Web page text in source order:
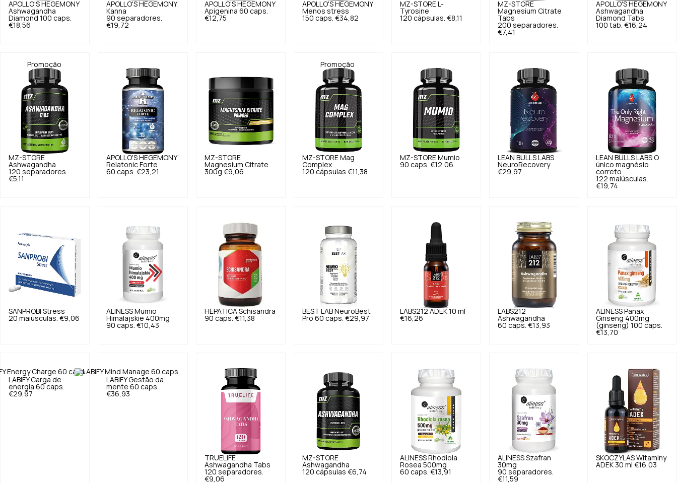
APOLLO'S HEGEMONY
Ashwagandha
Diamond 100 caps.
€18,56
APOLLO'S HEGEMONY
Kanna
90 separadores.
€19,72
APOLLO'S HEGEMONY
Apigenina 60 caps.
€12,75
APOLLO'S HEGEMONY
Menos stress
150 caps. €34,82
MZ-STORE
L-
Tyrosine
120 cápsulas. €8,11
MZ-STORE
Magnesium Citrate
Tabs
200 separadores.
€7,41
APOLLO'S HEGEMONY
Ashwagandha
Diamond Tabs
100 tab. €16,24
Promoção
MZ-STORE
Ashwagandha
120 separadores.
€5,11
APOLLO'S HEGEMONY
Relatonic Forte
60 caps. €23,21
MZ-STORE
Magnesium Citrate
300g €9,06
Promoção
MZ-STORE Mag
Complex
120 cápsulas €11,38
MZ-STORE Mumio
90 caps. €12,06
LEAN BULLS LABS
NeuroRecovery
€29,97
LEAN BULLS LABS O
único magnésio
correto
122 maiúsculas.
€19,74
SANPROBI Stress
20 maiúsculas. €9,06
ALINESS Mumio
Himalajskie 400mg
90 caps. €10,43
HEPATICA Schisandra
90 caps. €11,38
BEST LAB NeuroBest
Pro 60 caps. €29,97
LABS212 ADEK 10 ml
€16,26
LABS212
Ashwagandha
60 caps. €13,93
ALINESS Panax
Ginseng 400mg
(ginseng) 100 caps.
€13,70
LABIFY Carga de
energia 60 caps.
€29,97
LABIFY Gestão da
mente 60 caps.
€36,93
TRUELIFE
Ashwagandha Tabs
120 separadores.
€9,06
MZ-STORE
Ashwagandha
120 cápsulas €6,74
ALINESS Rhodiola
Rosea 500mg
60 caps. €13,91
ALINESS Szafran
30mg
90 separadores.
€11,59
SKOCZYLAS Witaminy
ADEK 30 ml €16,03